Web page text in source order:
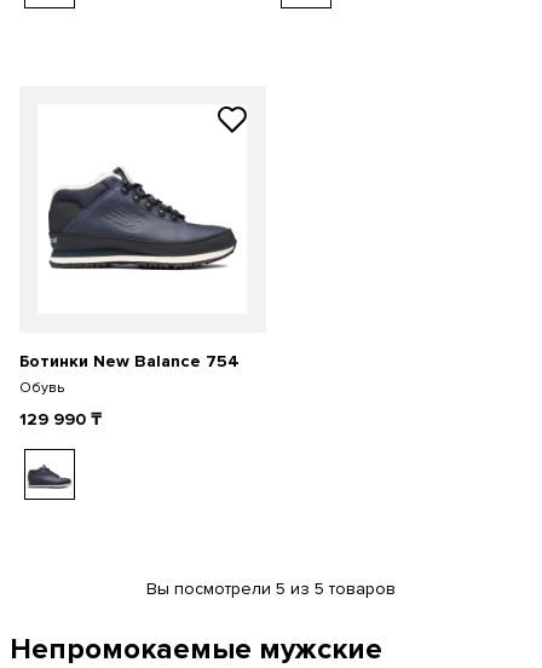
Ботинки New Balance 754
Обувь
129 990 ₸
Вы посмотрели 5 из 5 товаров
Непромокаемые мужские